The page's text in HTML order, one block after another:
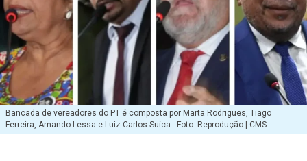
Bancada de vereadores do PT é composta por Marta Rodrigues, Tiago
Ferreira, Arnando Lessa e Luiz Carlos Suíca - Foto: Reprodução | CMS